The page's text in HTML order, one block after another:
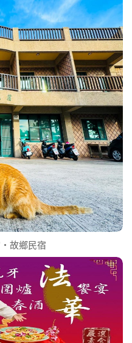
故鄉民宿